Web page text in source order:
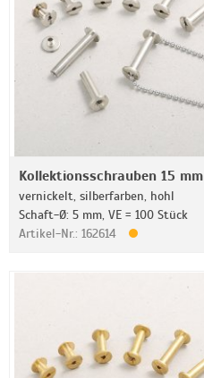
Kollektionsschrauben 15 mm
vernickelt, silberfarben, hohl
Schaft-Ø: 5 mm, VE = 100 Stück
Artikel-Nr.: 162614